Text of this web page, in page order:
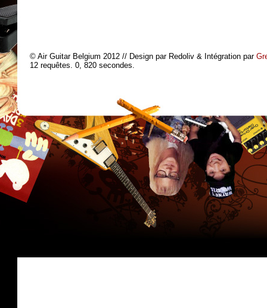
© Air Guitar Belgium 2012 // Design par Redoliv & Intégration par
12 requêtes. 0, 820 secondes.